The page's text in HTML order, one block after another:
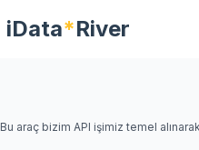
iData*River
Bu araç bizim API işimiz temel